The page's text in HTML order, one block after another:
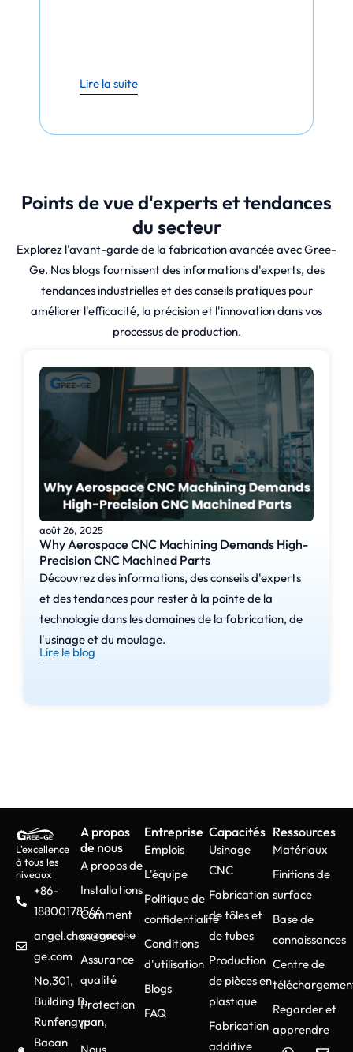
Lire la suite
Points de vue d'experts et tendances
du secteur
Explorez l'avant-garde de la fabrication avancée avec Gree-
Ge. Nos blogs fournissent des informations d'experts, des
tendances industrielles et des conseils pratiques pour
améliorer l'efficacité, la précision et l'innovation dans vos
processus de production.
août 26, 2025
Why Aerospace CNC Machining Demands High-
Precision CNC Machined Parts
Découvrez des informations, des conseils d'experts
et des tendances pour rester à la pointe de la
technologie dans les domaines de la fabrication, de
l'usinage et du moulage.
Lire le blog
L'excellence
à tous les
niveaux
+86-
18800178566
angel.chen@gree-
ge.com
No.301,
Building B,
Runfengyuan,
Baoan
A propos
de nous
A propos de
Installations
Comment
ça marche
Assurance
qualité
Protection
IP
Nous
Entreprise
Emplois
L'équipe
Politique de
confidentialité
Conditions
d'utilisation
Blogs
FAQ
Capacités
Usinage
CNC
Fabrication
de tôles et
de tubes
Production
de pièces en
plastique
Fabrication
additive
Ressources
Matériaux
Finitions de
surface
Base de
connaissances
Centre de
Regarder et
apprendre